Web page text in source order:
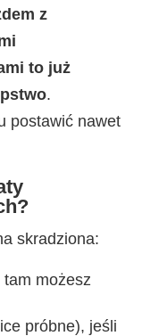
z
to już
.
postawić nawet
skradziona:
tam możesz
próbne), jeśli